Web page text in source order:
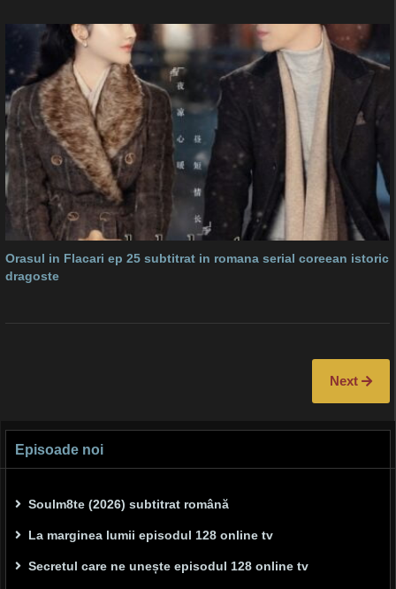
Orasul in Flacari ep 25 subtitrat in romana serial coreean istoric
dragoste
Next
Episoade noi
Soulm8te (2026) subtitrat română
La marginea lumii episodul 128 online tv
Secretul care ne unește episodul 128 online tv